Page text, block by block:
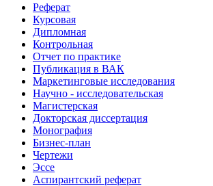
Реферат
Курсовая
Дипломная
Контрольная
Отчет по практике
Публикация в ВАК
Маркетинговые исследования
Научно - исследовательская
Магистерская
Докторская диссертация
Монография
Бизнес-план
Чертежи
Эссе
Аспирантский реферат